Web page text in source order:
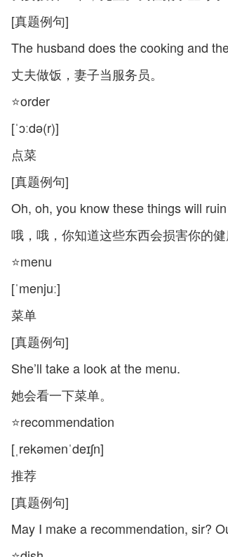
[真题例句]
The husband does the cooking and
丈夫做饭，妻子当服务员。
⭐order
[ˈɔːdə(r)]
点菜
[真题例句]
Oh, oh, you know these things will
哦，哦，你知道这些东西会损害你的
⭐menu
[ˈmenjuː]
菜单
[真题例句]
She’ll take a look at the menu.
她会看一下菜单。
⭐recommendation
[ˌrekəmenˈdeɪʃn]
推荐
[真题例句]
May I make a recommendation, sir?